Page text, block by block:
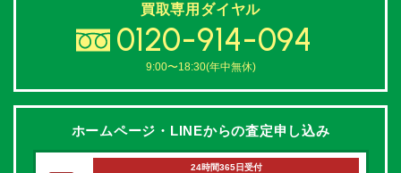
買取専用ダイヤル
0120-914-094
9:00〜18:30(年中無休)
ホームページ・LINEからの査定申し込み
24時間365日受付